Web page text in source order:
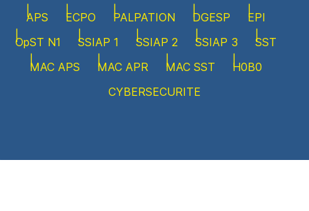
APS ECPO PALPATION DGESP
EPI
OpST N1
SSIAP 1 SSIAP 2 SSIAP 3
SST
MAC APS
MAC APR MAC SST
H0B0
CYBERSECURITE